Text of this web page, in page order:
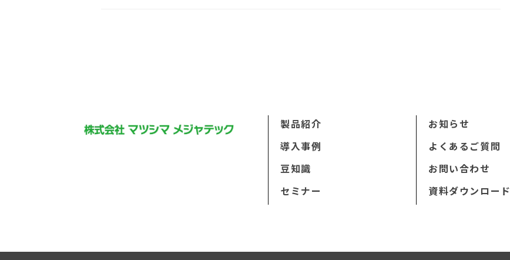
製品紹介
導入事例
豆知識
セミナー
お知らせ
よくあるご質問
お問い合わせ
資料ダウンロード